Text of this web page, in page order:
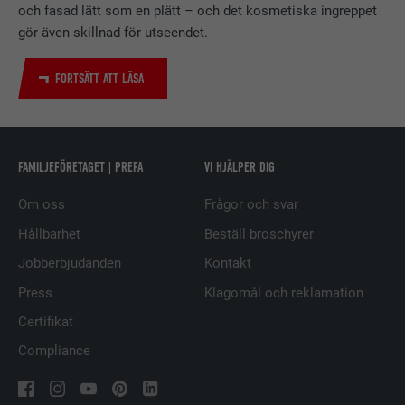
och fasad lätt som en plätt – och det kosmetiska ingreppet
gör även skillnad för utseendet.
FORTSÄTT ATT LÄSA
FAMILJEFÖRETAGET | PREFA
Om oss
Hållbarhet
Jobberbjudanden
Press
Certifikat
Compliance
VI HJÄLPER DIG
Frågor och svar
Beställ broschyrer
Kontakt
Klagomål och reklamation
ÄNDAMÅL
spåra användningen av inbäddade
tjänster.
EFTERNAMN UserMatchHistory
flera webbplatser för att presentera
relevanta annonser baserat på
EFTERNAMN
LEVERANTÖRER LinkedIn